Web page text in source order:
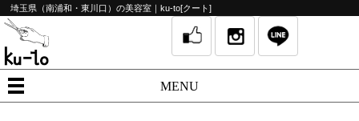
埼玉県（南浦和・東川口）の美容室｜ku-to[クート]
MENU